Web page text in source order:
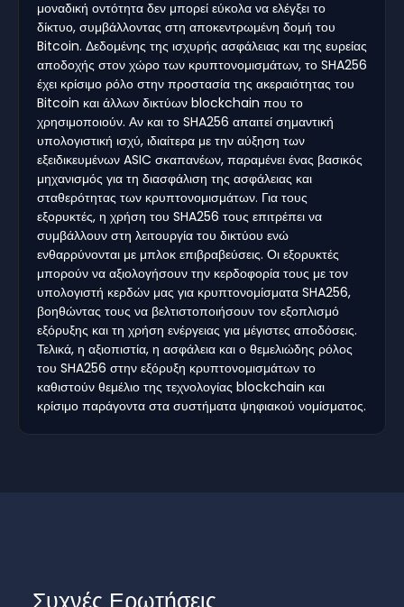
μοναδική οντότητα δεν μπορεί εύκολα να ελέγξει το
δίκτυο, συμβάλλοντας στη αποκεντρωμένη δομή του
Bitcoin. Δεδομένης της ισχυρής ασφάλειας και της ευρείας
αποδοχής στον χώρο των κρυπτονομισμάτων, το SHA256
έχει κρίσιμο ρόλο στην προστασία της ακεραιότητας του
Bitcoin και άλλων δικτύων blockchain που το
χρησιμοποιούν. Αν και το SHA256 απαιτεί σημαντική
υπολογιστική ισχύ, ιδιαίτερα με την αύξηση των
εξειδικευμένων ASIC σκαπανέων, παραμένει ένας βασικός
μηχανισμός για τη διασφάλιση της ασφάλειας και
σταθερότητας των κρυπτονομισμάτων. Για τους
εξορυκτές, η χρήση του SHA256 τους επιτρέπει να
συμβάλλουν στη λειτουργία του δικτύου ενώ
ενθαρρύνονται με μπλοκ επιβραβεύσεις. Οι εξορυκτές
μπορούν να αξιολογήσουν την κερδοφορία τους με τον
υπολογιστή κερδών μας για κρυπτονομίσματα SHA256,
βοηθώντας τους να βελτιστοποιήσουν τον εξοπλισμό
εξόρυξης και τη χρήση ενέργειας για μέγιστες αποδόσεις.
Τελικά, η αξιοπιστία, η ασφάλεια και ο θεμελιώδης ρόλος
του SHA256 στην εξόρυξη κρυπτονομισμάτων το
καθιστούν θεμέλιο της τεχνολογίας blockchain και
κρίσιμο παράγοντα στα συστήματα ψηφιακού νομίσματος.